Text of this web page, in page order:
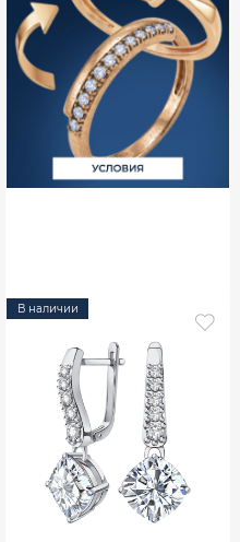
В наличии